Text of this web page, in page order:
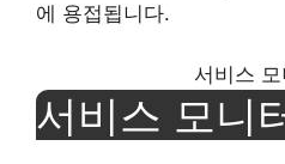
에 용접됩니다.
서비스
서비스 모니